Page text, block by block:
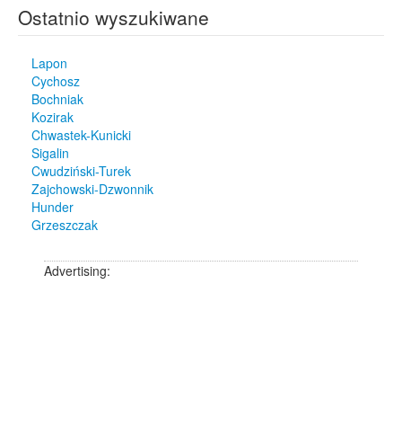
Ostatnio wyszukiwane
Lapon
Cychosz
Bochniak
Kozirak
Chwastek-Kunicki
Sigalin
Cwudziński-Turek
Zajchowski-Dzwonnik
Hunder
Grzeszczak
Advertising: